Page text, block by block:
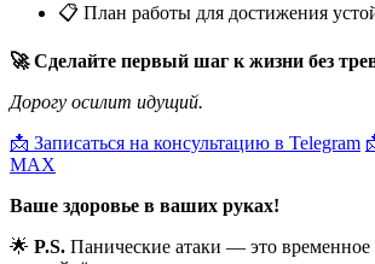
📋 План работы для достижения
🚀 Сделайте первый шаг к жизни без
Дорогу осилит идущий.
📩 Записаться на консультацию в Telegram
MAX
Ваше здоровье в ваших руках!
🌟 P.S. Панические атаки — это временное